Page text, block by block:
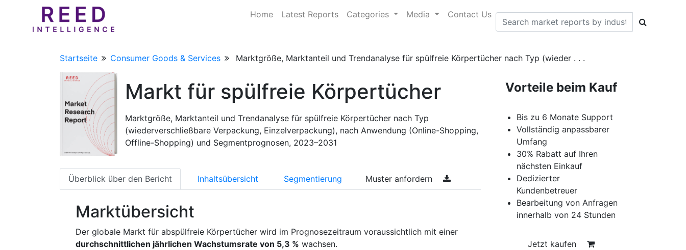
Home Latest Reports Categories Media Contact Us
Startseite Consumer Goods & Services Marktgröße, Marktanteil und Trendanalyse für spülfreie Körpertücher nach Typ (wieder . . .
Markt für spülfreie Körpertücher
Marktgröße, Marktanteil und Trendanalyse für spülfreie Körpertücher nach Typ
(wiederverschließbare Verpackung, Einzelverpackung), nach Anwendung (Online-Shopping,
Offline-Shopping) und Segmentprognosen, 2023–2031
Überblick über den Bericht Inhaltsübersicht Segmentierung Muster anfordern
Marktübersicht
Der globale Markt für abspülfreie Körpertücher wird im Prognosezeitraum voraussichtlich mit einer
durchschnittlichen jährlichen Wachstumsrate von 5,3 % wachsen.
Vorteile beim Kauf
Bis zu 6 Monate Support
Vollständig anpassbarer
Umfang
30% Rabatt auf Ihren
nächsten Einkauf
Dedizierter
Kundenbetreuer
Bearbeitung von Anfragen
innerhalb von 24 Stunden
Jetzt kaufen